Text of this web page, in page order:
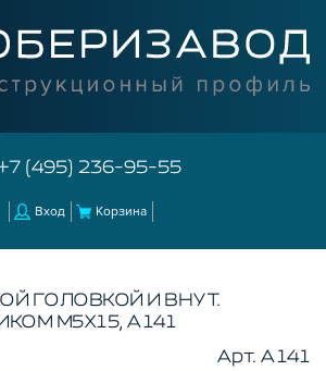
(495) 236-95-55
Вход Корзина
ГОЛОВКОЙ И ВНУТ.
M5Х15, A141
Арт. A141